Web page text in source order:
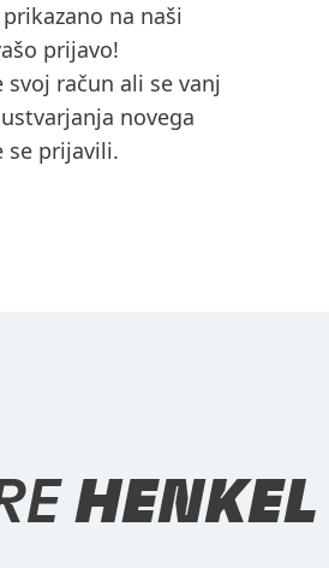
na naši
prijavo!
svoj račun ali se vanj
novega
se prijavili.
HENKEL